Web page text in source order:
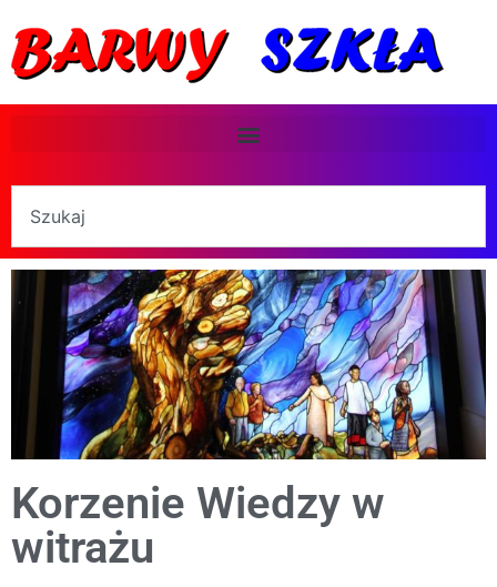
Korzenie Wiedzy w
witrażu